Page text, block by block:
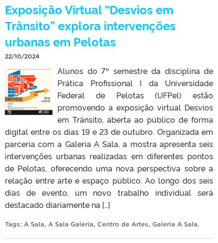
Exposição Virtual “Desvios em
Trânsito” explora intervenções
urbanas em Pelotas
22/10/2024
Alunos do 7º semestre da disciplina de
Prática Profissional I da Universidade
Federal de Pelotas (UFPel) estão
promovendo a exposição virtual Desvios
em Trânsito, aberta ao público de forma
digital entre os dias 19 e 23 de outubro. Organizada em
parceria com a Galeria A Sala, a mostra apresenta seis
intervenções urbanas realizadas em diferentes pontos
de Pelotas, oferecendo uma nova perspectiva sobre a
relação entre arte e espaço público. Ao longo dos seis
dias de evento, um novo trabalho individual será
destacado diariamente na […]
Tags: A Sala, A Sala Galeria, Centro de Artes, Galeria A Sala.